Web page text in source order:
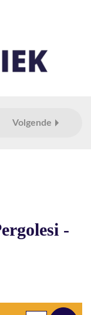
Volgende
-
tickets